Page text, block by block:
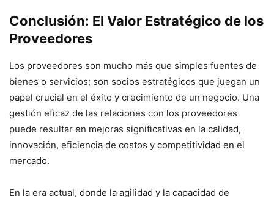
Conclusión: El Valor Estratégico de los
Proveedores
Los proveedores son mucho más que simples fuentes de
bienes o servicios; son socios estratégicos que juegan un
papel crucial en el éxito y crecimiento de un negocio. Una
gestión eficaz de las relaciones con los proveedores
puede resultar en mejoras significativas en la calidad,
innovación, eficiencia de costos y competitividad en el
mercado.
En la era actual, donde la agilidad y la capacidad de